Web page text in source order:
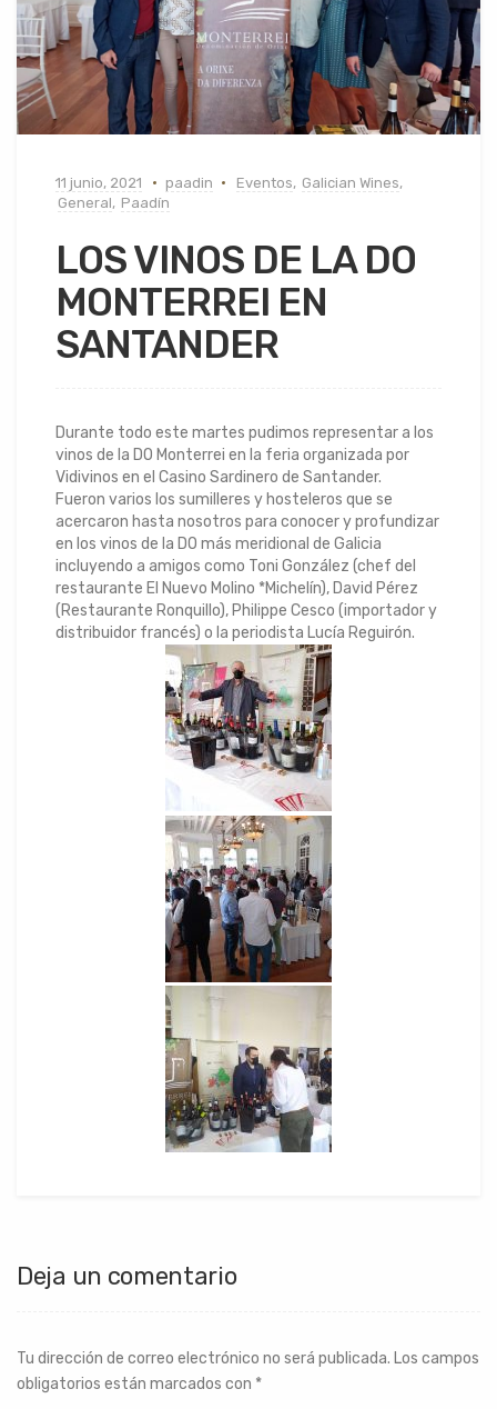
11 junio, 2021 paadin Eventos, Galician Wines,
General, Paadín
LOS VINOS DE LA DO
MONTERREI EN
SANTANDER
Durante todo este martes pudimos representar a los
vinos de la DO Monterrei en la feria organizada por
Vidivinos en el Casino Sardinero de Santander.
Fueron varios los sumilleres y hosteleros que se
acercaron hasta nosotros para conocer y profundizar
en los vinos de la DO más meridional de Galicia
incluyendo a amigos como Toni González (chef del
restaurante El Nuevo Molino *Michelín), David Pérez
(Restaurante Ronquillo), Philippe Cesco (importador y
distribuidor francés) o la periodista Lucía Reguirón.
Deja un comentario
Tu dirección de correo electrónico no será publicada. Los campos
obligatorios están marcados con *